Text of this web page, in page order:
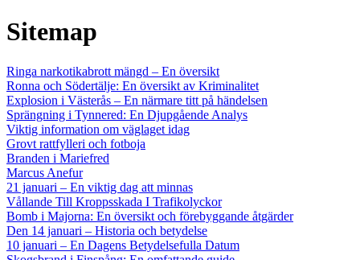
Sitemap
Ringa narkotikabrott mängd – En översikt
Ronna och Södertälje: En översikt av Kriminalitet
Explosion i Västerås – En närmare titt på händelsen
Sprängning i Tynnered: En Djupgående Analys
Viktig information om väglaget idag
Grovt rattfylleri och fotboja
Branden i Mariefred
Marcus Anefur
21 januari – En viktig dag att minnas
Vållande Till Kroppsskada I Trafikolyckor
Bomb i Majorna: En översikt och förebyggande åtgärder
Den 14 januari – Historia och betydelse
10 januari – En Dagens Betydelsefulla Datum